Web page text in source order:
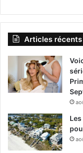
Articles récents